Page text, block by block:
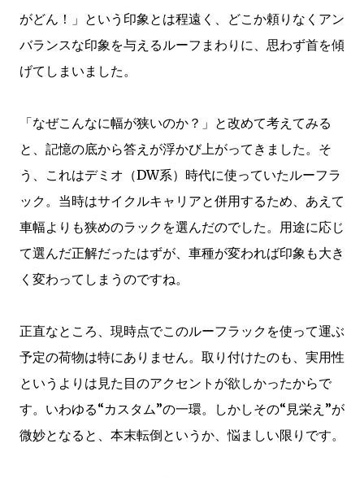
がどん！」という印象とは程遠く、どこか頼りなくアン
バランスな印象を与えるルーフまわりに、思わず首を傾
げてしまいました。
「なぜこんなに幅が狭いのか？」と改めて考えてみる
と、記憶の底から答えが浮かび上がってきました。そ
う、これはデミオ（DW系）時代に使っていたルーフラ
ック。当時はサイクルキャリアと併用するため、あえて
車幅よりも狭めのラックを選んだのでした。用途に応じ
て選んだ正解だったはずが、車種が変われば印象も大き
く変わってしまうのですね。
正直なところ、現時点でこのルーフラックを使って運ぶ
予定の荷物は特にありません。取り付けたのも、実用性
というよりは見た目のアクセントが欲しかったからで
す。いわゆる“カスタム”の一環。しかしその“見栄え”が
微妙となると、本末転倒というか、悩ましい限りです。